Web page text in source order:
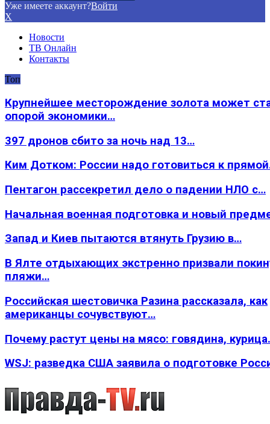
Уже имеете аккаунт?Войти
X
Новости
ТВ Онлайн
Контакты
Топ
Крупнейшее месторождение золота может
опорой экономики…
397 дронов сбито за ночь над 13…
Ким Дотком: России надо готовиться к
Пентагон рассекретил дело о падении НЛО с…
Начальная военная подготовка и новый
Запад и Киев пытаются втянуть Грузию в…
В Ялте отдыхающих экстренно призвали
пляжи…
Российская шестовичка Разина рассказала, как
американцы сочувствуют…
Почему растут цены на мясо: говядина,
WSJ: разведка США заявила о подготовке